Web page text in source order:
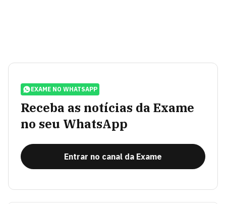
EXAME NO WHATSAPP
Receba as notícias da Exame
no seu WhatsApp
Entrar no canal da Exame